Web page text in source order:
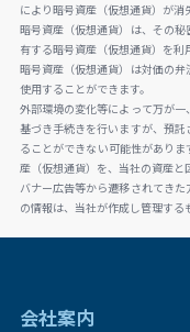
により暗号資産（仮想通貨）が消
暗号資産（仮想通貨）は、その
有する暗号資産（仮想通貨）を利
暗号資産（仮想通貨）は対価の
使用することができます。
外部環境の変化等によって万が
基づき手続きを行いますが、預
ることができない可能性があり
産（仮想通貨）を、当社の資産と
バナー広告等から遷移されてき
の情報は、当社が作成し管理する
会社案内